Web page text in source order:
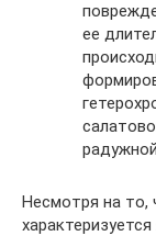
ее
Несмотря на то,